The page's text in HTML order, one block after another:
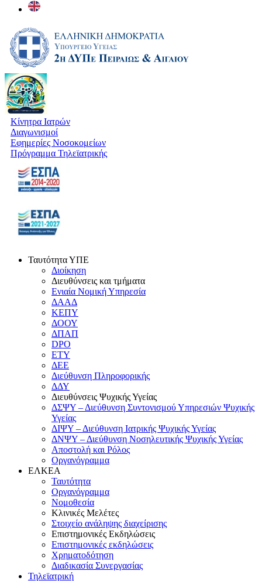
Κίνητρα Ιατρών
Διαγωνισμοί
Εφημερίες Νοσοκομείων
Πρόγραμμα Τηλεϊατρικής
Ταυτότητα ΥΠΕ
Διοίκηση
Διευθύνσεις και τμήματα
Ενιαία Νομική Υπηρεσία
ΔΑΑΔ
ΚΕΠΥ
ΔΟΟΥ
ΔΠΑΠ
DPO
ΕΤΥ
ΔΕΕ
Διεύθυνση Πληροφορικής
ΔΔΥ
Διευθύνσεις Ψυχικής Υγείας
ΔΣΨΥ – Διεύθυνση Συντονισμού Υπηρεσιών Ψυχικής
Υγείας
ΔΙΨΥ – Διεύθυνση Ιατρικής Ψυχικής Υγείας
ΔΝΨΥ – Διεύθυνση Νοσηλευτικής Ψυχικής Υγείας
Αποστολή και Ρόλος
Οργανόγραμμα
ΕΛΚΕΑ
Ταυτότητα
Οργανόγραμμα
Νομοθεσία
Κλινικές Μελέτες
Στοιχείο ανάληψης διαχείρισης
Επιστημονικές Εκδηλώσεις
Επιστημονικές εκδηλώσεις
Χρηματοδότηση
Διαδικασία Συνεργασίας
Τηλεϊατρική